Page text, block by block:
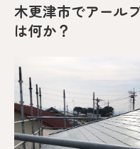
木更津市でアール
は何か？